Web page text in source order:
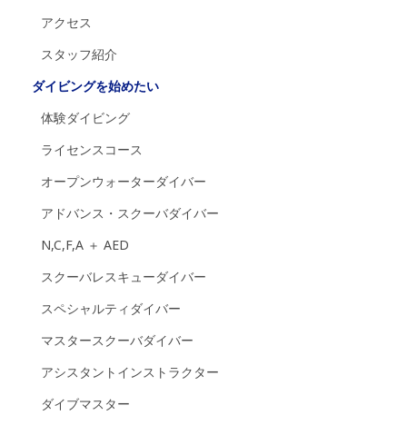
アクセス
スタッフ紹介
ダイビングを始めたい
体験ダイビング
ライセンスコース
オープンウォーターダイバー
アドバンス・スクーバダイバー
N,C,F,A ＋ AED
スクーバレスキューダイバー
スペシャルティダイバー
マスタースクーバダイバー
アシスタントインストラクター
ダイブマスター